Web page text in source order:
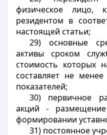
физическое лицо,
резидентом в
настоящей статьи;
29) основные
активы сроком
стоимость которых
составляет не
показателей;
30) первичное
акций -
формировании
31) постоянное